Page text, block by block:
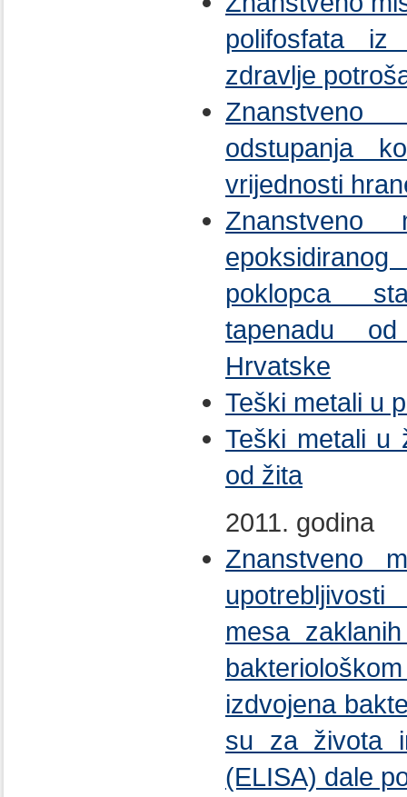
polifosfata iz
zdravlje
Znanstveno
odstupanja
vrijednosti
Znanstveno
poklopca
tapenadu
Hrvatske
Teški metali u
Teški metali u
od žita
2011. godina
Znanstveno
mesa
izdvojena
su za života
(ELISA) dale